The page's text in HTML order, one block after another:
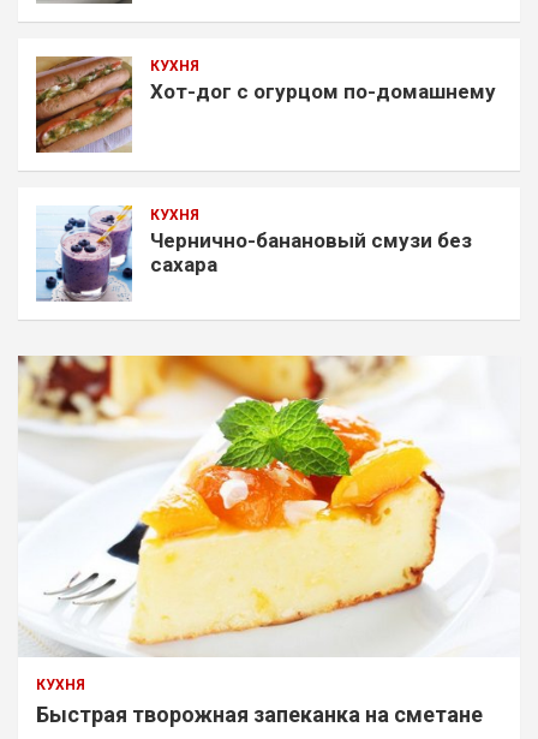
КУХНЯ
Хот-дог с огурцом по-домашнему
КУХНЯ
Чернично-банановый смузи без
сахара
КУХНЯ
Быстрая творожная запеканка на сметане